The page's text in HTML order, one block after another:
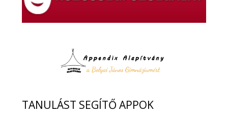
TANULÁST SEGÍTŐ APPOK